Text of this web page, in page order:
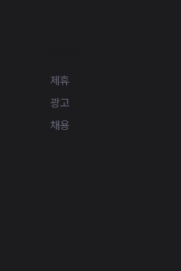
제휴
광고
채용